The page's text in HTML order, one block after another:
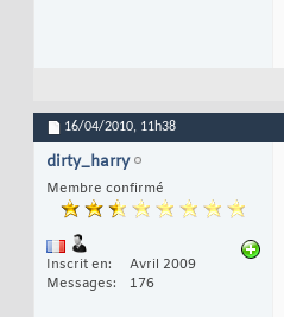
16/04/2010, 11h38
dirty_harry
Membre confirmé
Inscrit en
Avril 2009
Messages
176